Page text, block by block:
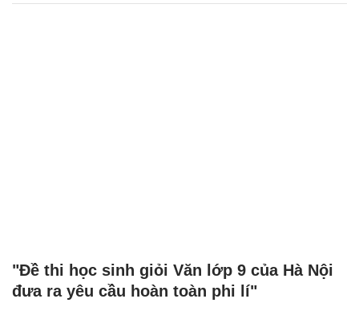
"Đề thi học sinh giỏi Văn lớp 9 của Hà Nội
đưa ra yêu cầu hoàn toàn phi lí"